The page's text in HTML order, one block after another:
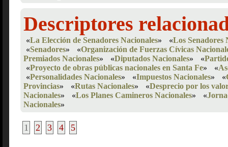
Descriptores
«La Elección de Senadores Nacionales» «Los Senadores
«Senadores» «Organización de Fuerzas Cívicas
Premiados Nacionales» «Diputados Nacionales» «
«Proyecto de obras públicas nacionales en Santa Fe» «
«Personalidades Nacionales» «Impuestos Nacionales» «
Provincias» «Rutas Nacionales» «Desprecio por los
Nacionales» «Los Planes Camineros Nacionales» «
Nacionales»
1 2 3 4 5